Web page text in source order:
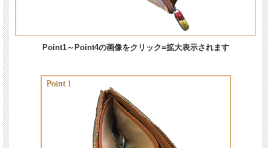
Point1～Point4の画像をクリック=拡大表示されます